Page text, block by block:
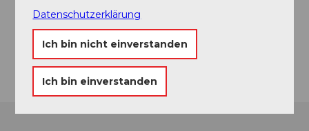
Website
Facebook
Anreise
Datenschutzerklärung
Ich bin nicht einverstanden
Ich bin einverstanden